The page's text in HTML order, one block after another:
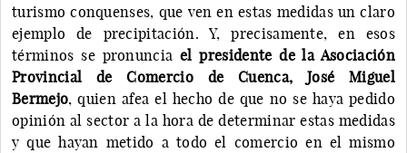
turismo conquenses, que ven en estas medidas un claro
ejemplo de precipitación. Y, precisamente, en esos
términos se pronunciael presidente de la Asociación
Provincial de Comercio de Cuenca, José Miguel
Bermejo, quien afea el hecho de que no se haya pedido
opinión al sector a la hora de determinar estas medidas
y que hayan metido a todo el comercio en el mismo